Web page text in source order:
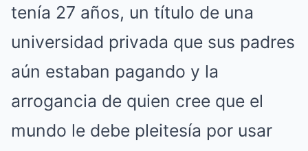
tenía 27 años, un título de una
universidad privada que sus padres
aún estaban pagando y la
arrogancia de quien cree que el
mundo le debe pleitesía por usar